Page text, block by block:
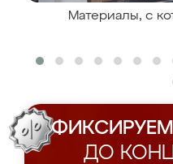
Материалы, с
ДО